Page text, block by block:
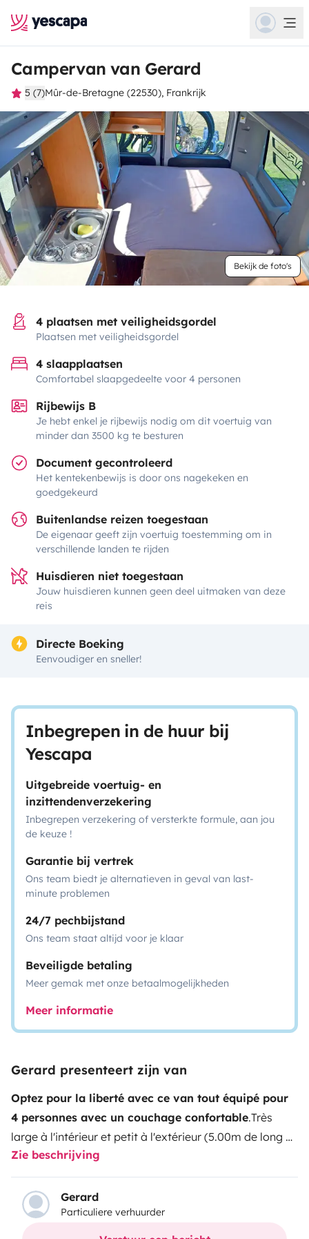
Campervan van Gerard
5 (7)Mûr-de-Bretagne (22530), Frankrijk
Bekijk de foto's
4 plaatsen met veiligheidsgordel
Plaatsen met veiligheidsgordel
4 slaapplaatsen
Comfortabel slaapgedeelte voor 4 personen
Rijbewijs B
Je hebt enkel je rijbewijs nodig om dit voertuig van
minder dan 3500 kg te besturen
Document gecontroleerd
Het kentekenbewijs is door ons nagekeken en
goedgekeurd
Buitenlandse reizen toegestaan
De eigenaar geeft zijn voertuig toestemming om in
verschillende landen te rijden
Huisdieren niet toegestaan
Jouw huisdieren kunnen geen deel uitmaken van deze
reis
Directe Boeking
Eenvoudiger en sneller!
Inbegrepen in de huur bij
Yescapa
Uitgebreide voertuig- en
inzittendenverzekering
Inbegrepen verzekering of versterkte formule, aan jou
de keuze !
Garantie bij vertrek
Ons team biedt je alternatieven in geval van last-
minute problemen
24/7 pechbijstand
Ons team staat altijd voor je klaar
Beveiligde betaling
Meer gemak met onze betaalmogelijkheden
Meer informatie
Gerard presenteert zijn van
Optez pour la liberté avec ce van tout équipé pour
4 personnes avec un couchage confortable.Très
large à l'intérieur et petit à l'extérieur (5.00m de long et
2.30m de haut) c'est très facile à conduire et
stationnaire qui vous permet de circuler en ville, en
bord de mer ou sur des spots uniques et vous permet
de découvrir les endroits inaccessibles aux camping-
car, à mis chemin entre un van et un fourgon aménagé.
Zie beschrijving
Gerard
Particuliere verhuurder